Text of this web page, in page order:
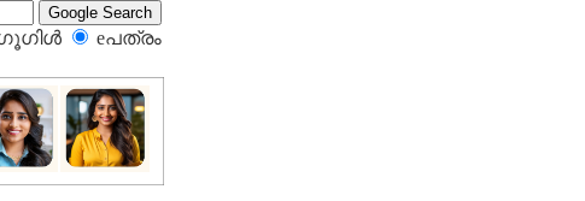
eപത്രം‍